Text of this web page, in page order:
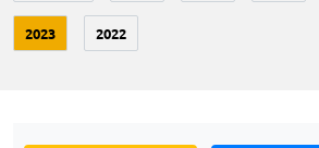
2023 2022